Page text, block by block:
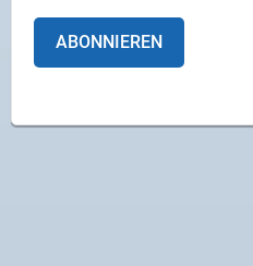
ABONNIEREN